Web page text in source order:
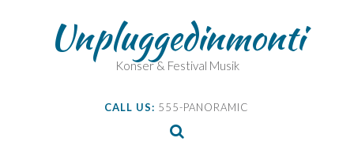
Unpluggedinmonti
Konser & Festival Musik
CALL US: 555-PANORAMIC